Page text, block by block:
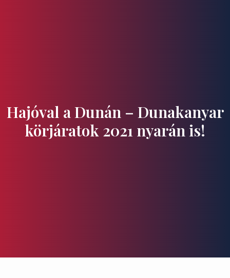
Hajóval a Dunán – Dunakanyar
körjáratok 2021 nyarán is!